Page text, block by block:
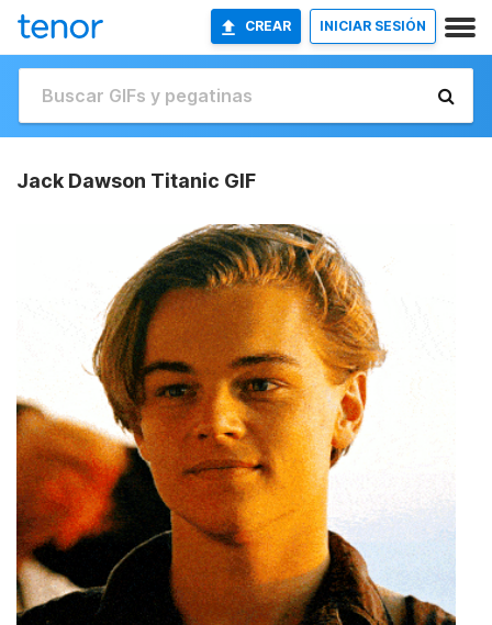
CREAR INICIAR SESIÓN
Jack Dawson Titanic GIF